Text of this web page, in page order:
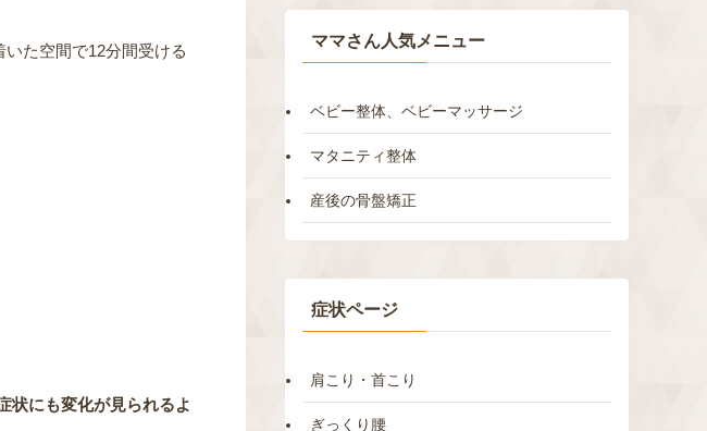
た空間で12分間受ける
状にも変化が見られるよ
ママさん人気メニュー
ベビー整体、ベビーマッサージ
マタニティ整体
産後の骨盤矯正
症状ページ
肩こり・首こり
ぎっくり腰